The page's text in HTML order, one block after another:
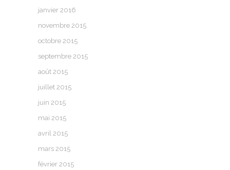
janvier 2016
novembre 2015
octobre 2015
septembre 2015
août 2015
juillet 2015
juin 2015
mai 2015
avril 2015
mars 2015
février 2015